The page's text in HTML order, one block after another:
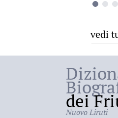
vedi
dei
Nuovo Liruti